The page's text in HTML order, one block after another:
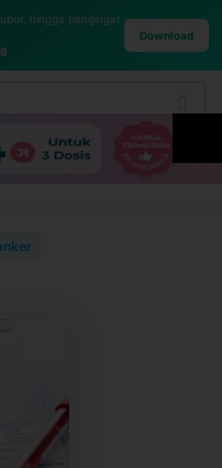
hingga pengingat
Download